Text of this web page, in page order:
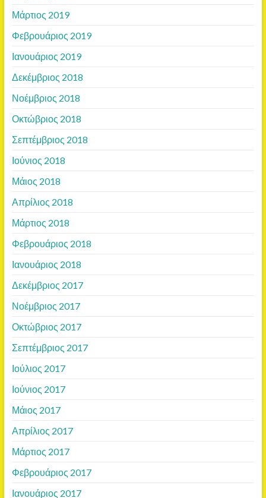
Μάρτιος 2019
Φεβρουάριος 2019
Ιανουάριος 2019
Δεκέμβριος 2018
Νοέμβριος 2018
Οκτώβριος 2018
Σεπτέμβριος 2018
Ιούνιος 2018
Μάιος 2018
Απρίλιος 2018
Μάρτιος 2018
Φεβρουάριος 2018
Ιανουάριος 2018
Δεκέμβριος 2017
Νοέμβριος 2017
Οκτώβριος 2017
Σεπτέμβριος 2017
Ιούλιος 2017
Ιούνιος 2017
Μάιος 2017
Απρίλιος 2017
Μάρτιος 2017
Φεβρουάριος 2017
Ιανουάριος 2017